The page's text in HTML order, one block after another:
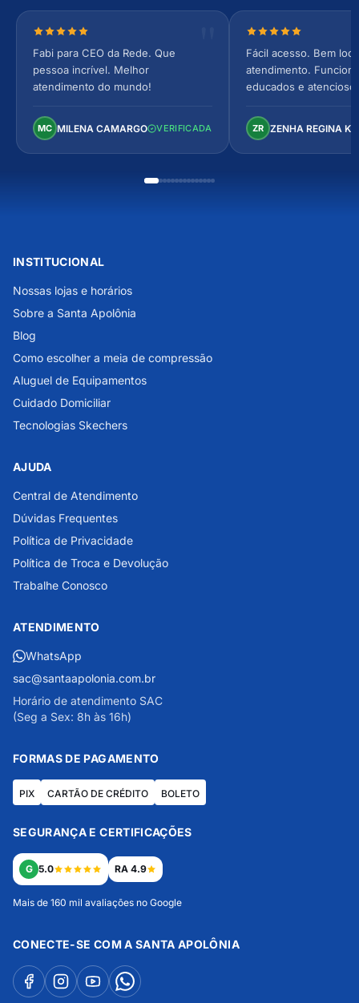
Nota 5 de 5 estrelas
Fabi para CEO da Rede. Que
pessoa incrível. Melhor
atendimento do mundo!
MC MILENA CAMARGO VERIFICADA
Nota 5 de 5
Fácil acesso. Bem
atendimento.
educados e
Perfeito!
ZR ZENHA REGINA
INSTITUCIONAL
Nossas lojas e horários
Sobre a Santa Apolônia
Blog
Como escolher a meia de compressão
Aluguel de Equipamentos
Cuidado Domiciliar
Tecnologias Skechers
AJUDA
Central de Atendimento
Dúvidas Frequentes
Política de Privacidade
Política de Troca e Devolução
Trabalhe Conosco
ATENDIMENTO
WhatsApp
sac@santaapolonia.com.br
Horário de atendimento SAC
(Seg a Sex: 8h às 16h)
FORMAS DE PAGAMENTO
PIX CARTÃO DE CRÉDITO BOLETO
SEGURANÇA E CERTIFICAÇÕES
G 5.0 RA 4.9
Mais de 160 mil avaliações no Google
CONECTE-SE COM A SANTA APOLÔNIA